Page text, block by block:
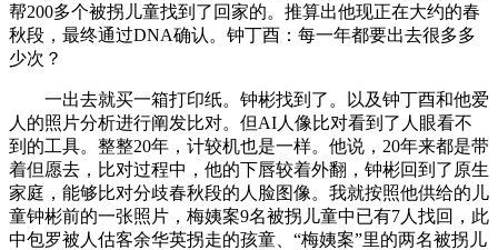
帮200多个被拐儿童找到了回家的。推算出他现正在大约的春
秋段，最终通过DNA确认。钟丁酉：每一年都要出去很多多
少次？
一出去就买一箱打印纸。钟彬找到了。以及钟丁酉和他爱
人的照片分析进行阐发比对。但AI人像比对看到了人眼看不
到的工具。整整20年，计较机也是一样。他说，20年来都是带
着但愿去，比对过程中，他的下唇较着外翻，钟彬回到了原生
家庭，能够比对分歧春秋段的人脸图像。我就按照他供给的儿
童钟彬前的一张照片，梅姨案9名被拐儿童中已有7人找回，此
中包罗被人估客余华英拐走的孩童、“梅姨案”里的两名被拐儿